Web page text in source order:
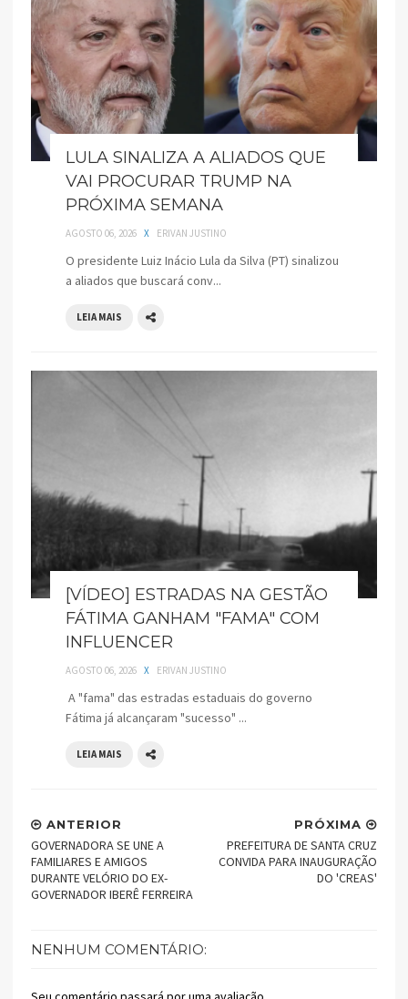
LULA SINALIZA A ALIADOS QUE
VAI PROCURAR TRUMP NA
PRÓXIMA SEMANA
AGOSTO 06, 2026 X ERIVAN JUSTINO
O presidente Luiz Inácio Lula da Silva (PT) sinalizou
a aliados que buscará conv...
LEIA MAIS
[VÍDEO] ESTRADAS NA GESTÃO
FÁTIMA GANHAM "FAMA" COM
INFLUENCER
AGOSTO 06, 2026 X ERIVAN JUSTINO
A "fama" das estradas estaduais do governo
Fátima já alcançaram "sucesso" ...
LEIA MAIS
PRÓXIMA
PREFEITURA DE SANTA CRUZ
CONVIDA PARA INAUGURAÇÃO
DO 'CREAS'
ANTERIOR
GOVERNADORA SE UNE A
FAMILIARES E AMIGOS
DURANTE VELÓRIO DO EX-
GOVERNADOR IBERÊ FERREIRA
NENHUM COMENTÁRIO: